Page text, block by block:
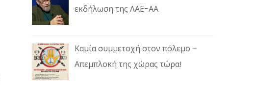
εκδήλωση της ΛΑΕ-ΑΑ
Καμία συμμετοχή στον πόλεμο –
Απεμπλοκή της χώρας τώρα!